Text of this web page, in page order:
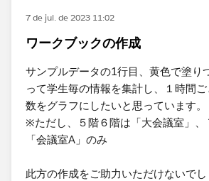
7 de jul. de 2023 11:02
ワークブックの作成
サンプルデータの1行目、黄色で塗り
って学生毎の情報を集計し、１時間
数をグラフにしたいと思っています。
※ただし、５階６階は「大会議室」、
「会議室A」のみ
此方の作成をご助力いただけないでし